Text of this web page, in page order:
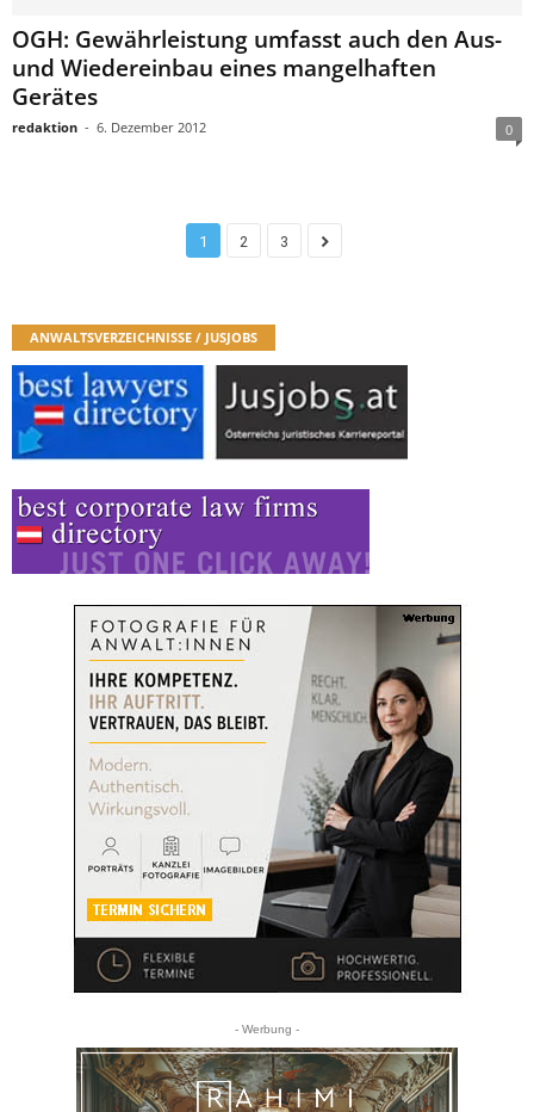
OGH: Gewährleistung umfasst auch den Aus-
und Wiedereinbau eines mangelhaften
Gerätes
redaktion - 6. Dezember 2012 0
1 2 3
ANWALTSVERZEICHNISSE / JUSJOBS
- Werbung -